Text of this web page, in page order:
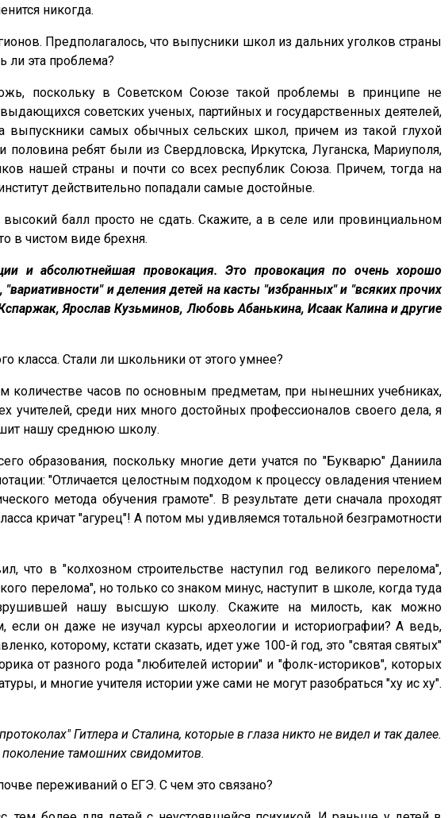
никогда.
Предполагалось, что выпусники школ из дальних уголков страны
ли эта проблема?
поскольку в Советском Союзе такой проблемы в принципе не
советских ученых, партийных и государственных деятелей,
самых обычных сельских школ, причем из такой глухой
половина ребят были из Свердловска, Иркутска, Луганска, Мариуполя,
нашей страны и почти со всех республик Союза. Причем, тогда на
действительно попадали самые достойные.
балл просто не сдать. Скажите, а в селе или провинциальном
в чистом виде брехня.
и абсолютнейшая провокация. Это провокация по очень хорошо
и деления детей на касты "избранных" и "всяких прочих
Ярослав Кузьминов, Любовь Абанькина, Исаак Калина и другие
класса. Стали ли школьники от этого умнее?
количестве часов по основным предметам, при нынешних учебниках,
учителей, среди них много достойных профессионалов своего дела, я
нашу среднюю школу.
образования, поскольку многие дети учатся по "Букварю" Даниила
"Отличается целостным подходом к процессу овладения чтением
метода обучения грамоте". В результате дети сначала проходят
кричат "агурец"! А потом мы удивляемся тотальной безграмотности
что в "колхозном строительстве наступил год великого перелома",
перелома", но только со знаком минус, наступит в школе, когда туда
нашу высшую школу. Скажите на милость, как можно
если он даже не изучал курсы археологии и историографии? А ведь,
которому, кстати сказать, идет уже 100-й год, это "святая святых"
от разного рода "любителей истории" и "фолк-историков", которых
и многие учителя истории уже сами не могут разобраться "ху ис ху".
Гитлера и Сталина, которые в глаза никто не видел и так далее.
поколение тамошних свидомитов.
переживаний о ЕГЭ. С чем это связано?